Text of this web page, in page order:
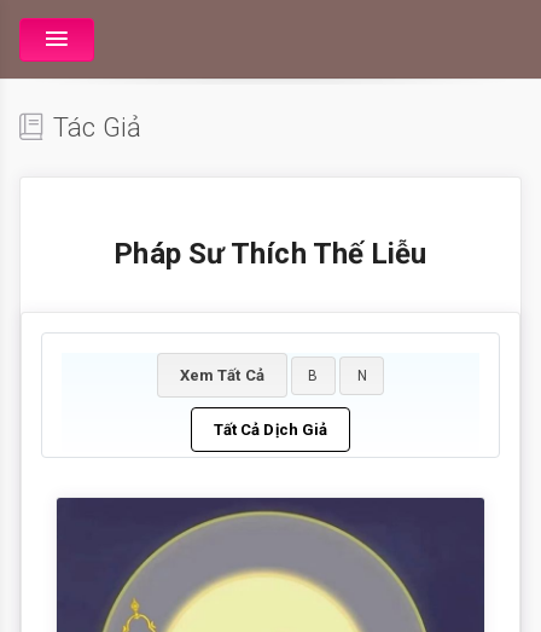
Tác Giả
Pháp Sư Thích Thế Liễu
Xem Tất Cả B N
Tất Cả Dịch Giả